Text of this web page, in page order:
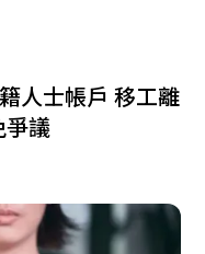
人士帳戶 移工離
爭議